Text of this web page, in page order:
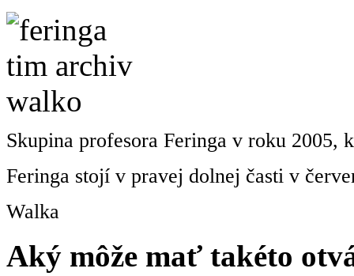
Skupina profesora Feringa v roku 2005,
Feringa stojí v pravej dolnej časti v
Walka
Aký môže mať takéto